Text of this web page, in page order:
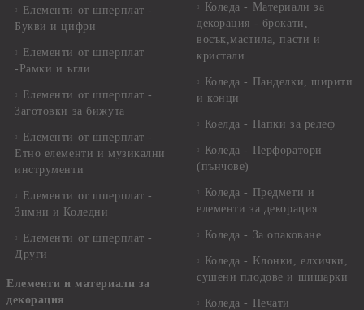
Елементи от шперплат -
Букви и цифри
Елементи от шперплат
-Рамки и ъгли
Елементи от шперплат -
Заготовки за бижута
Елементи от шперплат -
Етно елементи и музикални
инструменти
Елементи от шперплат -
Зимни и Коледни
Елементи от шперплат -
Други
Елементи и материали за
декорация
Коледа - Материали за
декорация - брокати,
восък,мастила, пасти и
кристали
Коледа - Панделки, ширити
и конци
Коелда - Папки за релеф
Коледа - Перфоратори
(пънчове)
Коледа - Предмети и
елементи за декорация
Коледа - За опаковане
Коледа - Kлонки, елхички,
сушени плодове и шишарки
Коледа - Печати